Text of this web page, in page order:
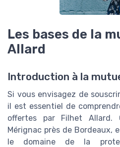
Les bases de la
Allard
Introduction à la
Si vous envisagez de
il est essentiel de
offertes par Filhet Allard.
Mérignac près de Bordeaux,
le domaine de la